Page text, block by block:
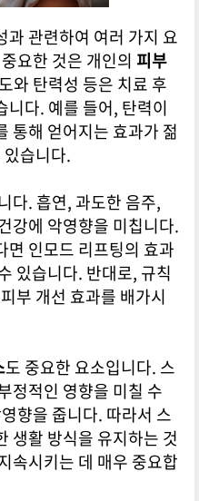
과 관련하여 여러 가지 요
요한 것은 개인의 피부
와 탄력성 등은 치료 후
니다. 예를 들어, 탄력이
통해 얻어지는 효과가 젊
습니다.
다. 흡연, 과도한 음주,
강에 악영향을 미칩니다.
면 인모드 리프팅의 효과
있습니다. 반대로, 규칙
부 개선 효과를 배가시
도 중요한 요소입니다. 스
정적인 영향을 미칠 수
향을 줍니다. 따라서 스
생활 방식을 유지하는 것
속시키는 데 매우 중요합